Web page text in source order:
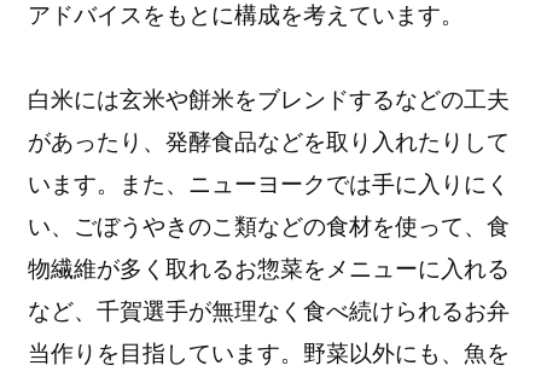
アドバイスをもとに構成を考えています。
白米には玄米や餅米をブレンドするなどの工夫
があったり、発酵食品などを取り入れたりして
います。また、ニューヨークでは手に入りにく
い、ごぼうやきのこ類などの食材を使って、食
物繊維が多く取れるお惣菜をメニューに入れる
など、千賀選手が無理なく食べ続けられるお弁
当作りを目指しています。野菜以外にも、魚を